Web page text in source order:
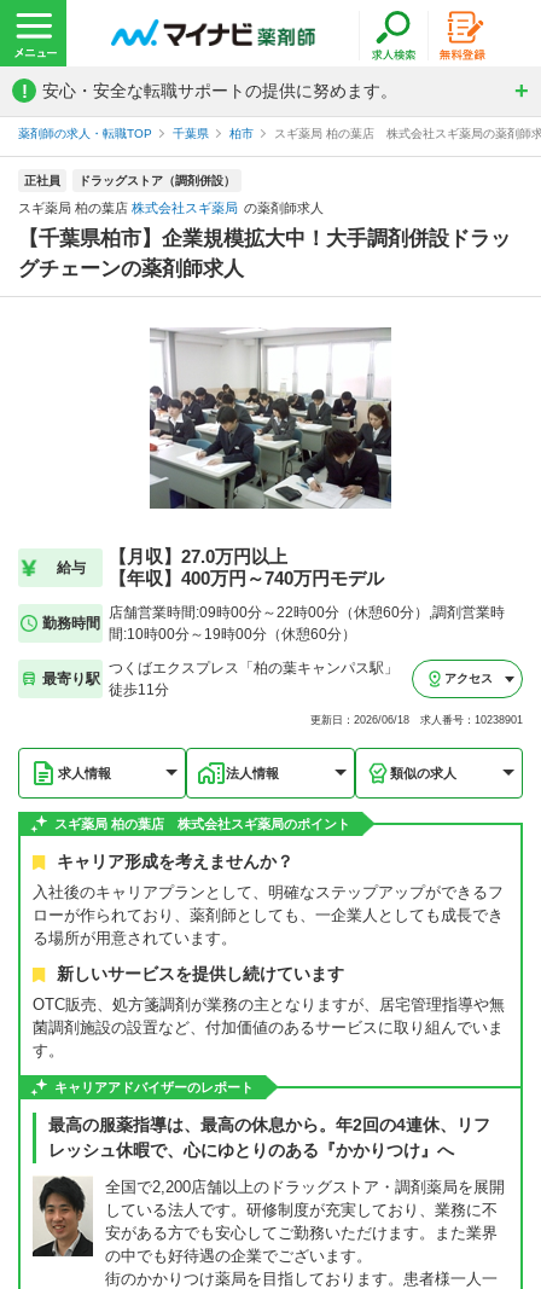
! 安心・安全な転職サポートの提供に努めます。
薬剤師の求人・転職TOP 千葉県 柏市 スギ薬局 柏の葉店 株式会社スギ薬局の薬剤師
正社員 ドラッグストア（調剤併設）
スギ薬局 柏の葉店 株式会社スギ薬局 の薬剤師求人
【千葉県柏市】企業規模拡大中！大手調剤併設ドラッ
グチェーンの薬剤師求人
給与
【月収】27.0万円以上
【年収】400万円～740万円モデル
勤務時間
店舗営業時間:09時00分～22時00分（休憩60分）,調剤営業時
間:10時00分～19時00分（休憩60分）
最寄り駅
つくばエクスプレス「柏の葉キャンパス駅」
徒歩11分
アクセス
更新日：2026/06/18 求人番号：10238901
求人情報 法人情報 類似の求人
スギ薬局 柏の葉店 株式会社スギ薬局のポイント
キャリア形成を考えませんか？
入社後のキャリアプランとして、明確なステップアップができるフ
ローが作られており、薬剤師としても、一企業人としても成長でき
る場所が用意されています。
新しいサービスを提供し続けています
OTC販売、処方箋調剤が業務の主となりますが、居宅管理指導や無
菌調剤施設の設置など、付加価値のあるサービスに取り組んでいま
す。
キャリアアドバイザーのレポート
最高の服薬指導は、最高の休息から。年2回の4連休、リフ
レッシュ休暇で、心にゆとりのある『かかりつけ』へ
全国で2,200店舗以上のドラッグストア・調剤薬局を展開
している法人です。研修制度が充実しており、業務に不
安がある方でも安心してご勤務いただけます。また業界
の中でも好待遇の企業でございます。
街のかかりつけ薬局を目指しております。患者様一人一